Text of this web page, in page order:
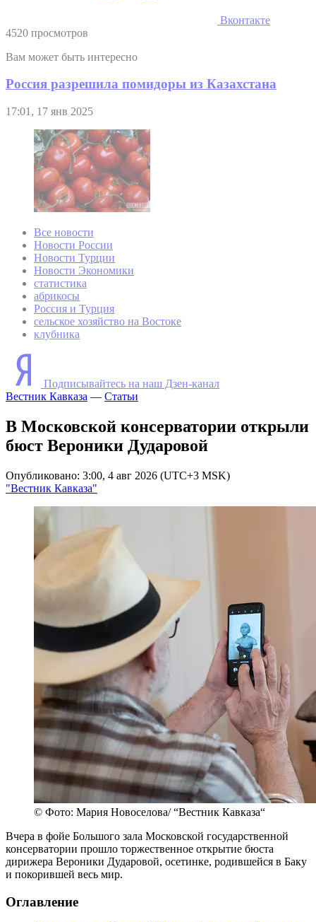
Вконтакте
4520 просмотров
Вам может быть интересно
Россия разрешила помидоры из Казахстана
17:01, 17 янв 2025
Все новости
Новости России
Новости Турции
Новости Экономики
статистика
абрикосы
Россия и Турция
сельское хозяйство на Востоке
клубника
Подписывайтесь на наш Дзен-канал
Вестник Кавказа — Статьи
В Московской консерватории открыли
бюст Вероники Дударовой
Опубликовано: 3:00, 4 авг 2026 (UTC+3 MSK)
"Вестник Кавказа"
© Фото: Мария Новоселова/ “Вестник Кавказа“
Вчера в фойе Большого зала Московской государственной
консерватории прошло торжественное открытие бюста
дирижера Вероники Дударовой, осетинке, родившейся в Баку
и покорившей весь мир.
Оглавление